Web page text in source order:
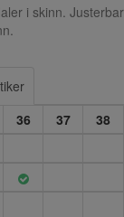
i skinn.
36 37 38